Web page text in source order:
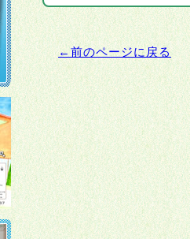
←前のページに戻る